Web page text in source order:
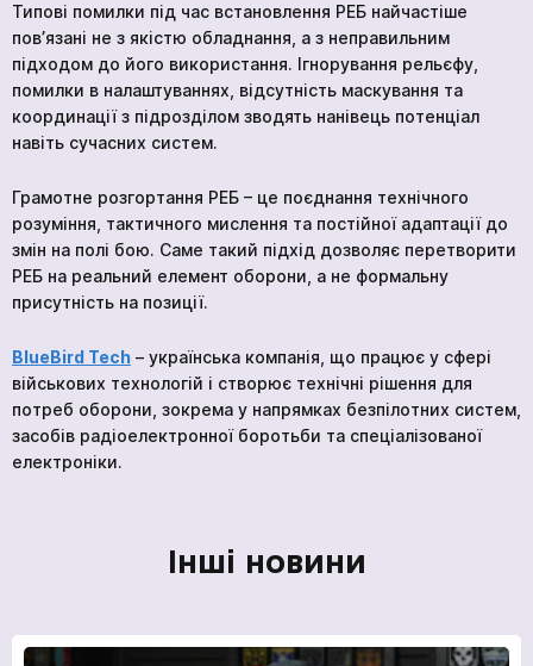
Типові помилки під час встановлення РЕБ найчастіше
пов’язані не з якістю обладнання, а з неправильним
підходом до його використання. Ігнорування рельєфу,
помилки в налаштуваннях, відсутність маскування та
координації з підрозділом зводять нанівець потенціал
навіть сучасних систем.
Грамотне розгортання РЕБ – це поєднання технічного
розуміння, тактичного мислення та постійної адаптації до
змін на полі бою. Саме такий підхід дозволяє перетворити
РЕБ на реальний елемент оборони, а не формальну
присутність на позиції.
BlueBird Tech – українська компанія, що працює у сфері
військових технологій і створює технічні рішення для
потреб оборони, зокрема у напрямках безпілотних систем,
засобів радіоелектронної боротьби та спеціалізованої
електроніки.
Інші новини
Щоб не чекати, ви можете зв'язатися з нами
натиснувши на кнопку телефона.
+38063 Показати номер
Ваше замовлення прийнято
Продовжити покупки
Ваша заявка прийнята
На головну